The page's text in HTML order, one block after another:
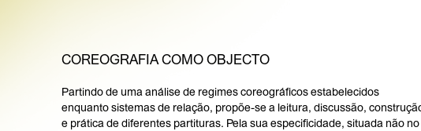
COREOGRAFIA COMO OBJECTO
Partindo de uma análise de regimes coreográficos estabelecidos
enquanto sistemas de relação, propõe-se a leitura, discussão,
e prática de diferentes partituras. Pela sua especificidade, situada não no